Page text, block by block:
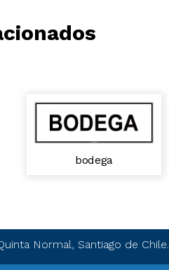
bodega
Normal, Santiago de Chile.